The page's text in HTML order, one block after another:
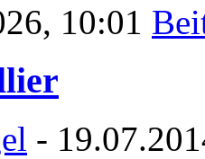
10:01
-